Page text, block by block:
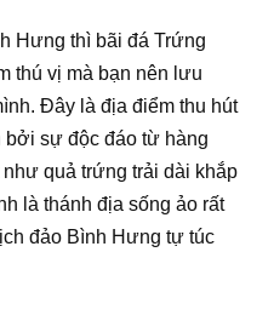
Hưng thì bãi đá Trứng
thú vị mà bạn nên lưu
Đây là địa điểm thu hút
sự độc đáo từ hàng
quả trứng trải dài khắp
là thánh địa sống ảo rất
đảo Bình Hưng tự túc